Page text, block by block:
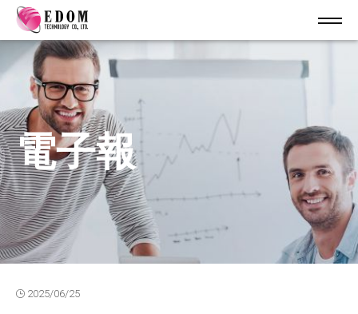
電子報
2025/06/25